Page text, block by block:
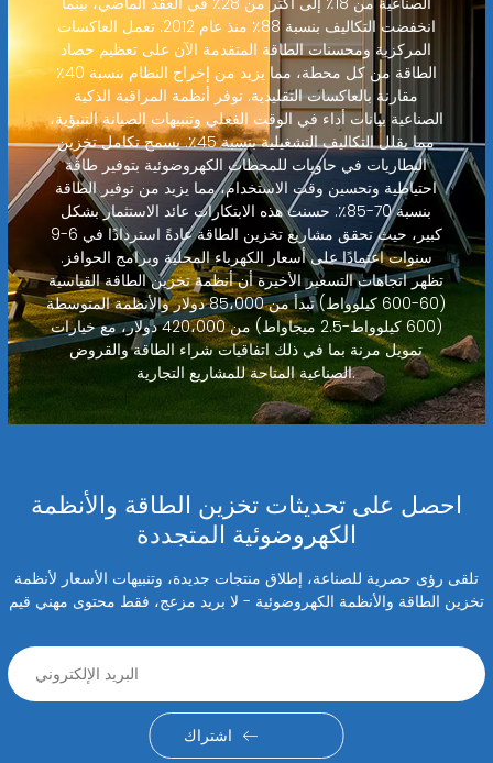
انخفضت التكاليف بنسبة 88٪ منذ عام 2012. تعمل العاكسات
المركزية ومحسنات الطاقة المتقدمة الآن على تعظيم حصاد
الطاقة من كل محطة، مما يزيد من إخراج النظام بنسبة 40٪
مقارنة بالعاكسات التقليدية. توفر أنظمة المراقبة الذكية
الصناعية بيانات أداء في الوقت الفعلي وتنبيهات الصيانة التنبؤية،
مما يقلل التكاليف التشغيلية بنسبة 45٪. يسمح تكامل تخزين
البطاريات في حاويات للمحطات الكهروضوئية بتوفير طاقة
احتياطية وتحسين وقت الاستخدام، مما يزيد من توفير الطاقة
بنسبة 70-85٪. حسنت هذه الابتكارات عائد الاستثمار بشكل
كبير، حيث تحقق مشاريع تخزين الطاقة عادةً استردادًا في 6-9
سنوات اعتمادًا على أسعار الكهرباء المحلية وبرامج الحوافز.
تظهر اتجاهات التسعير الأخيرة أن أنظمة تخزين الطاقة القياسية
(60-600 كيلوواط) تبدأ من 85،000 دولار والأنظمة المتوسطة
(600 كيلوواط-2.5 ميجاواط) من 420،000 دولار، مع خيارات
تمويل مرنة بما في ذلك اتفاقيات شراء الطاقة والقروض
الصناعية المتاحة للمشاريع التجارية.
احصل على تحديثات تخزين الطاقة والأنظمة
الكهروضوئية المتجددة
تلقى رؤى حصرية للصناعة، إطلاق منتجات جديدة، وتنبيهات الأسعار لأنظمة
تخزين الطاقة والأنظمة الكهروضوئية - لا بريد مزعج، فقط محتوى مهني قيم
اشتراك